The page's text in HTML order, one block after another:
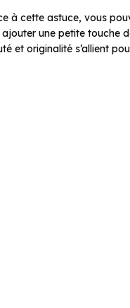
à cette astuce, vous
une petite touche
et originalité s’allient